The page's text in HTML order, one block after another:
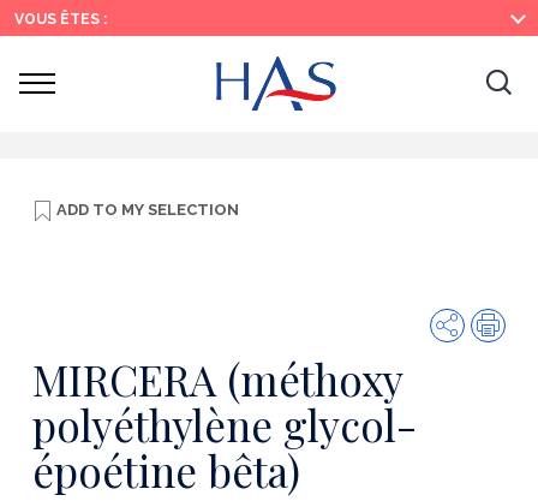
Search
Main
Menu
Main
Content
VOUS ÊTES :
Ouvrir
ADD TO MY SELECTION
Share
MIRCERA (méthoxy
polyéthylène glycol-
époétine bêta)